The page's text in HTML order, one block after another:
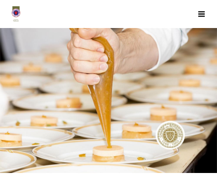
Siirry
sivun
sisältöön
Chaîne des Rôtisseurs Finlande ry